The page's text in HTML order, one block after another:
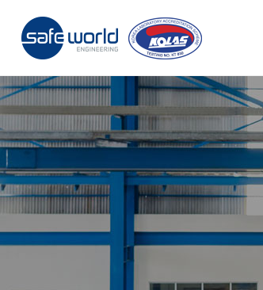
회사소개
나의 기술로 세상을 안전하게!
인증서비스
나의 기술로 세상을 안전하게!
시험서비스
나의 기술로 세상을 안전하게!
교육/컨설팅 서비스
나의 기술로 세상을 안전하게!
고객지원
나의 기술로 세상을 안전하게!